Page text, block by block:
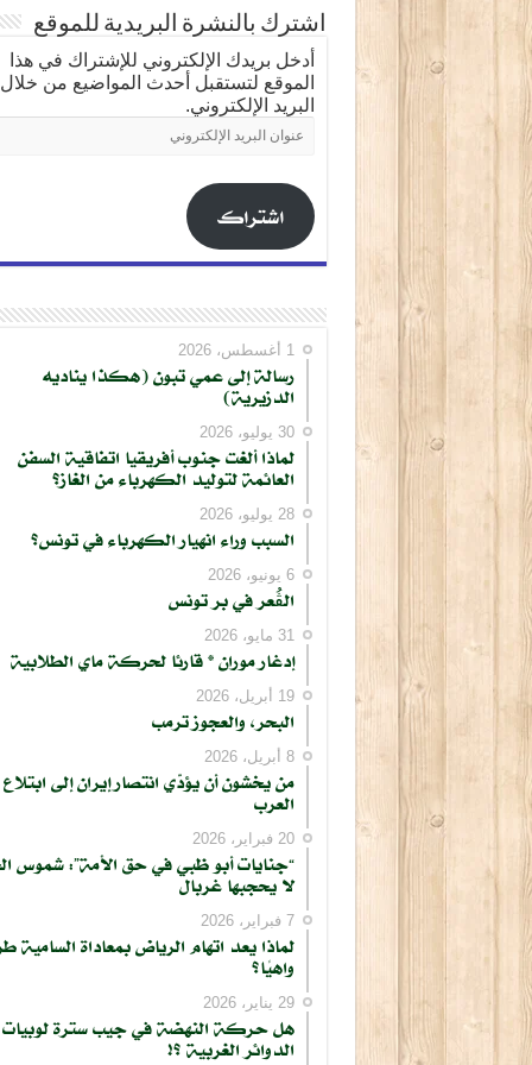
كتابة بريدك الإلكتروني...
اشترك بالنشرة البريدية للموقع
أدخل بريدك الإلكتروني للإشتراك في هذا
الموقع لتستقبل أحدث المواضيع من خلال
البريد الإلكتروني.
عنوان
البريد
اشتراك
1 أغسطس، 2026
رسالة إلى عمي تبون (هكذا يناديه
الدزيرية)
30 يوليو، 2026
لماذا ألغت جنوب أفريقيا اتفاقية السفن
العائمة لتوليد الكهرباء من الغاز؟
28 يوليو، 2026
السبب وراء انهيار الكهرباء في تونس؟
6 يونيو، 2026
الڨُعر في بر تونس
31 مايو، 2026
إدغار موران * قارئا لحركة ماي الطلابية
19 أبريل، 2026
البحر، والعجوز ترمب
8 أبريل، 2026
من يخشون أن يؤدّي انتصار إيران إلى ابتلاع
العرب
20 فبراير، 2026
“جنايات أبو ظبي في حق الأمة”: شموس
لا يحجبها غربال
7 فبراير، 2026
لماذا يعد اتهام الرياض بمعاداة السامية
واهيًا؟
29 يناير، 2026
هل حركة النهضة في جيب سترة لوبيات
الدوائر الغربية ؟!